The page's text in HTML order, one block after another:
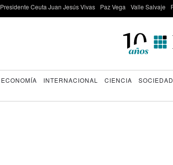
Presidente Ceuta Juan Jesús Vivas Paz Vega Valle Salvaje
ECONOMÍA INTERNACIONAL CIENCIA SOCIEDAD